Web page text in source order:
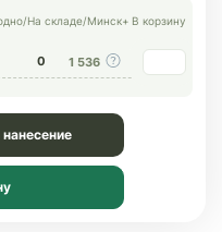
/На складе/Минск+ В корзину
0 1 536